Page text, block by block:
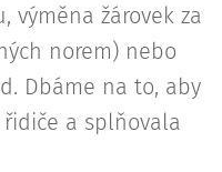
výměna žárovek za
norem) nebo
Dbáme na to, aby
a splňovala